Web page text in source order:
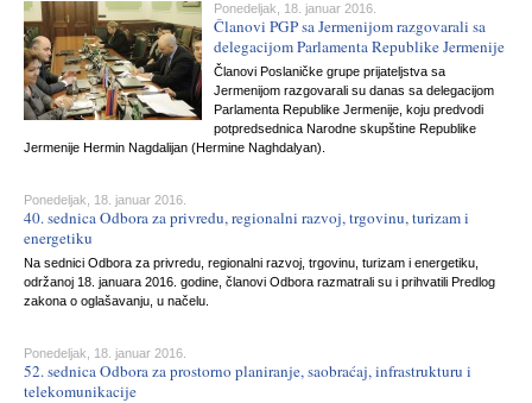
Ponedeljak, 18. januar 2016.
Članovi PGP sa Jermenijom razgovarali sa
delegacijom Parlamenta Republike Jermenije
Članovi Poslaničke grupe prijateljstva sa
Jermenijom razgovarali su danas sa delegacijom
Parlamenta Republike Jermenije, koju predvodi
potpredsednica Narodne skupštine Republike
Jermenije Hermin Nagdalijan (Hermine Naghdalyan).
Ponedeljak, 18. januar 2016.
40. sednica Odbora za privredu, regionalni razvoj, trgovinu, turizam i
energetiku
Na sednici Odbora za privredu, regionalni razvoj, trgovinu, turizam i energetiku,
održanoj 18. januara 2016. godine, članovi Odbora razmatrali su i prihvatili Predlog
zakona o oglašavanju, u načelu.
Ponedeljak, 18. januar 2016.
52. sednica Odbora za prostorno planiranje, saobraćaj, infrastrukturu i
telekomunikacije